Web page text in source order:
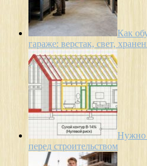
Как
гараже: верстак, свет,
Нужно
перед строительством